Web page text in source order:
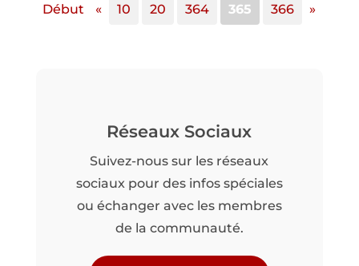
Début « 10 20 364 365 366 »
Réseaux Sociaux
Suivez-nous sur les réseaux
sociaux pour des infos spéciales
ou échanger avec les membres
de la communauté.